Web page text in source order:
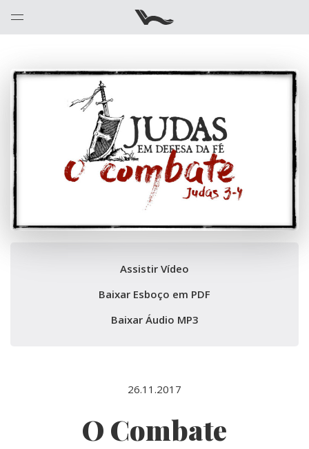
Assistir Vídeo
Baixar Esboço em PDF
Baixar Áudio MP3
26.11.2017
O Combate